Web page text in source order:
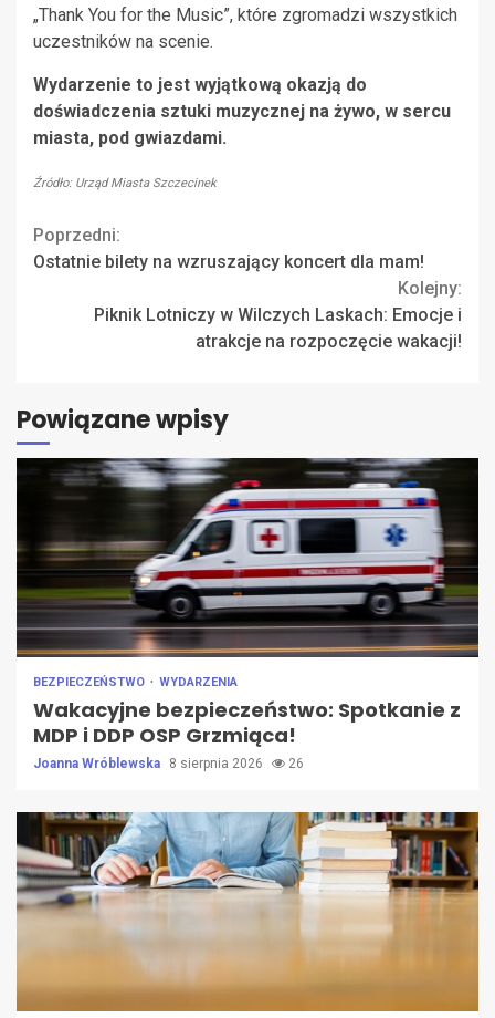
„Thank You for the Music”, które zgromadzi wszystkich
uczestników na scenie.
Wydarzenie to jest wyjątkową okazją do
doświadczenia sztuki muzycznej na żywo, w sercu
miasta, pod gwiazdami.
Źródło: Urząd Miasta Szczecinek
Continue
Reading
Poprzedni:
Ostatnie bilety na wzruszający koncert dla mam!
Kolejny:
Piknik Lotniczy w Wilczych Laskach: Emocje i
atrakcje na rozpoczęcie wakacji!
Powiązane wpisy
BEZPIECZEŃSTWO WYDARZENIA
Wakacyjne bezpieczeństwo: Spotkanie z
MDP i DDP OSP Grzmiąca!
Joanna Wróblewska 8 sierpnia 2026 26